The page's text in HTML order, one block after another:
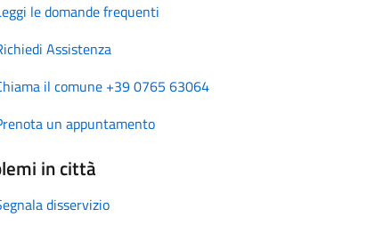
le domande frequenti
Assistenza
il comune +39 0765 63064
un appuntamento
in città
disservizio